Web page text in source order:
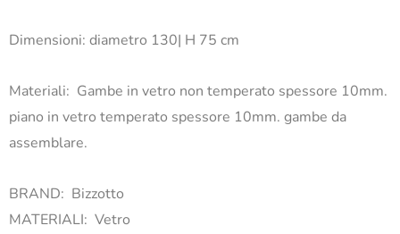
Dimensioni: diametro 130| H 75 cm
Materiali: Gambe in vetro non temperato spessore 10mm.
piano in vetro temperato spessore 10mm. gambe da
assemblare.
BRAND: Bizzotto
MATERIALI: Vetro